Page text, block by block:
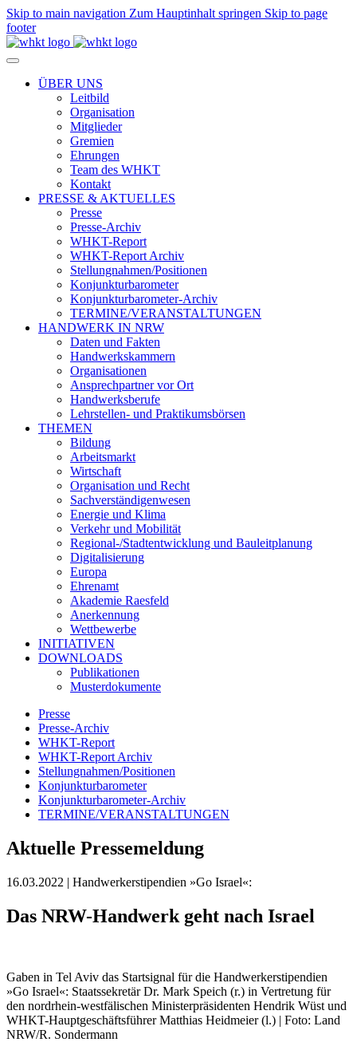
Skip to main navigation Zum Hauptinhalt springen Skip to page
footer
ÜBER UNS
Leitbild
Organisation
Mitglieder
Gremien
Ehrungen
Team des WHKT
Kontakt
PRESSE & AKTUELLES
Presse
Presse-Archiv
WHKT-Report
WHKT-Report Archiv
Stellungnahmen/Positionen
Konjunkturbarometer
Konjunkturbarometer-Archiv
TERMINE/VERANSTALTUNGEN
HANDWERK IN NRW
Daten und Fakten
Handwerkskammern
Organisationen
Ansprechpartner vor Ort
Handwerksberufe
Lehrstellen- und Praktikumsbörsen
THEMEN
Bildung
Arbeitsmarkt
Wirtschaft
Organisation und Recht
Sachverständigenwesen
Energie und Klima
Verkehr und Mobilität
Regional-/Stadtentwicklung und Bauleitplanung
Digitalisierung
Europa
Ehrenamt
Akademie Raesfeld
Anerkennung
Wettbewerbe
INITIATIVEN
DOWNLOADS
Publikationen
Musterdokumente
Presse
Presse-Archiv
WHKT-Report
WHKT-Report Archiv
Stellungnahmen/Positionen
Konjunkturbarometer
Konjunkturbarometer-Archiv
TERMINE/VERANSTALTUNGEN
Aktuelle Pressemeldung
16.03.2022 | Handwerkerstipendien »Go Israel«:
Das NRW-Handwerk geht nach Israel
Gaben in Tel Aviv das Startsignal für die Handwerkerstipendien
»Go Israel«: Staatssekretär Dr. Mark Speich (r.) in Vertretung für
den nordrhein-westfälischen Ministerpräsidenten Hendrik Wüst und
WHKT-Hauptgeschäftsführer Matthias Heidmeier (l.) | Foto: Land
NRW/R. Sondermann